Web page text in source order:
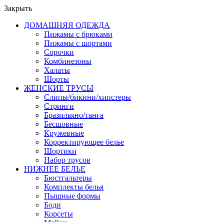
Закрыть
ДОМАШНЯЯ ОДЕЖДА
Пижамы с брюками
Пижамы с шортами
Сорочки
Комбинезоны
Халаты
Шорты
ЖЕНСКИЕ ТРУСЫ
Слипы/бикини/хипстеры
Стринги
Бразильяно/танга
Бесшовные
Кружевные
Корректирующее белье
Шортики
Набор трусов
НИЖНЕЕ БЕЛЬЕ
Бюстгальтеры
Комплекты белья
Пышные формы
Боди
Корсеты